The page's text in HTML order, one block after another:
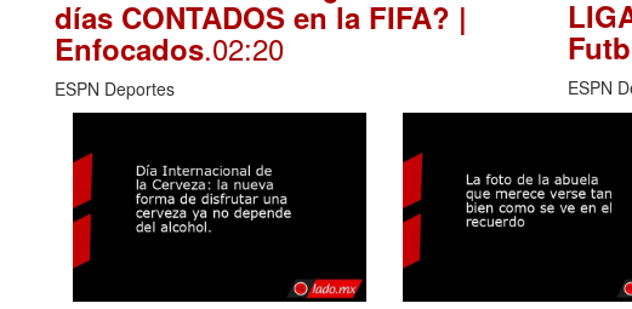
días CONTADOS en la FIFA? |
Enfocados.02:20
ESPN Deportes ESPN